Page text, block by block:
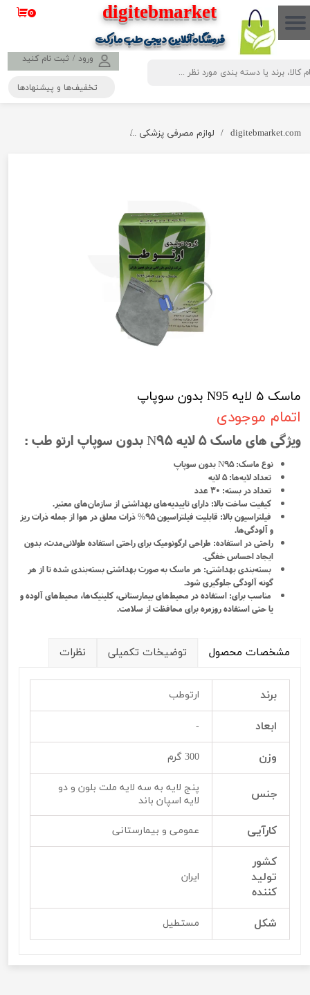
​​​​​​​​digitebmarket
فروشگاه آنلاین دیجی طب مارکت
ورود / ثبت نام کنید
حساب کاربری من
تغییر گذر واژه
۰
تخفیف‌ها و پیشنهادها
digitebmarket.com لوازم مصرفی پزشکی
ماسک ۵ لایه N95 بدون سوپاپ
اتمام موجودی
ویژگی های ماسک ۵ لایه N95 بدون سوپاپ ارتو طب :
نوع ماسک: N95 بدون سوپاپ
تعداد لایه‌ها: ۵ لایه
تعداد در بسته: ۳۰ عدد
کیفیت ساخت بالا: دارای تاییدیه‌های بهداشتی از سازمان‌های معتبر.
فیلتراسیون بالا: قابلیت فیلتراسیون ۹۵% ذرات معلق در هوا از جمله ذرات ریز
و آلودگی‌ها.
راحتی در استفاده: طراحی ارگونومیک برای راحتی استفاده طولانی‌مدت، بدون
ایجاد احساس خفگی.
بسته‌بندی بهداشتی: هر ماسک به صورت بهداشتی بسته‌بندی شده تا از هر
گونه آلودگی جلوگیری شود.
مناسب برای: استفاده در محیط‌های بیمارستانی، کلینیک‌ها، محیط‌های آلوده و
یا حتی استفاده روزمره برای محافظت از سلامت.
مشخصات محصول توضیخات تکمیلی نظرات
برند ارتوطب
ابعاد -
وزن 300 گرم
جنس
پنج لایه به سه لایه ملت بلون و دو
لایه اسپان باند
کارآیی عمومی و بیمارستانی
کشور
تولید
کننده
ایران
شکل مستطیل